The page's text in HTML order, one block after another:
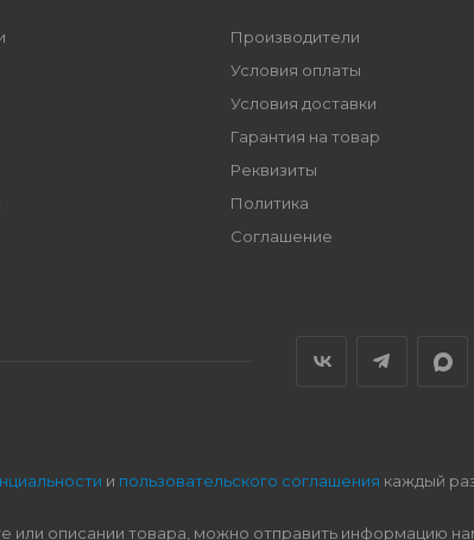
Производители
Условия оплаты
Условия доставки
Гарантия на товар
Реквизиты
Политика
Соглашение
и пользовательского соглашения каждый
или описании товара, можно отправить информацию